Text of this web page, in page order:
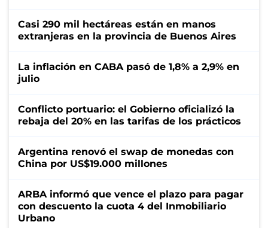
Casi 290 mil hectáreas están en manos
extranjeras en la provincia de Buenos Aires
La inflación en CABA pasó de 1,8% a 2,9% en
julio
Conflicto portuario: el Gobierno oficializó la
rebaja del 20% en las tarifas de los prácticos
Argentina renovó el swap de monedas con
China por US$19.000 millones
ARBA informó que vence el plazo para pagar
con descuento la cuota 4 del Inmobiliario
Urbano